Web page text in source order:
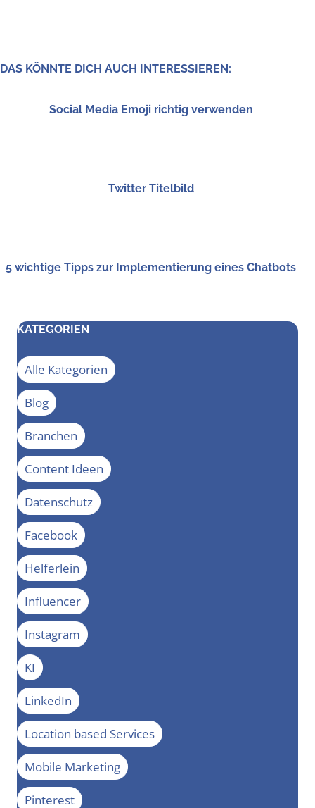
DAS KÖNN­TE DICH AUCH INTERESSIEREN:
Social Media Emo­ji rich­tig verwenden
Twit­ter Titelbild
5 wich­ti­ge Tipps zur Imple­men­tie­rung eines Chatbots
KATEGORIEN
Alle Kategorien
Blog
Branchen
Content Ideen
Datenschutz
Facebook
Helferlein
Influencer
Instagram
KI
LinkedIn
Location based Services
Mobile Marketing
Pinterest